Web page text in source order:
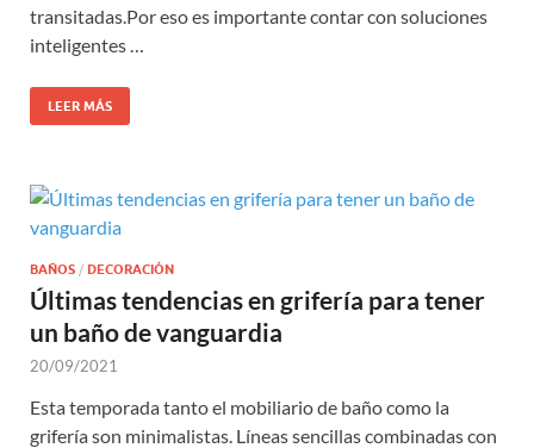
transitadas.Por eso es importante contar con soluciones
inteligentes …
LEER MÁS
BAÑOS / DECORACIÓN
Últimas tendencias en grifería para tener
un baño de vanguardia
20/09/2021
Esta temporada tanto el mobiliario de baño como la
grifería son minimalistas. Líneas sencillas combinadas con